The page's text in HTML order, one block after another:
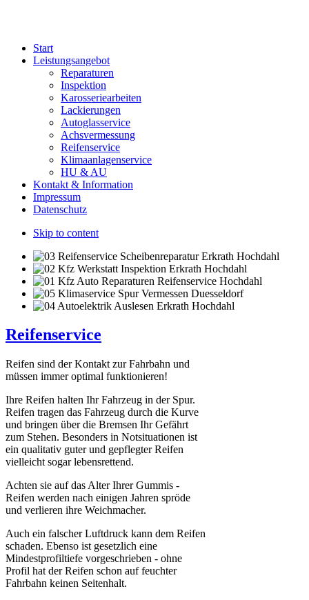
Start
Leistungsangebot
Reparaturen
Inspektion
Karosseriearbeiten
Lackierungen
Autoglasservice
Achsvermessung
Reifenservice
Klimaanlagenservice
HU & AU
Kontakt & Information
Impressum
Datenschutz
Skip to content
Reifenservice
Reifen sind der Kontakt zur Fahrbahn und
müssen immer optimal funktionieren!
Ihre Reifen halten Ihr Fahrzeug in der Spur.
Reifen tragen das Fahrzeug durch die Kurve
und bringen über die Bremsen Ihr Gefährt
zum Stehen. Besonders in Notsituationen ist
ein qualitativ guter und gepflegter Reifen
vielleicht sogar lebensrettend.
Achten sie auf das Alter Ihrer Gummis -
Reifen werden nach einigen Jahren spröde
und verlieren ihre Weichmacher.
Auch ein falscher Luftdruck kann dem Reifen
schaden. Ebenso ist gesetzlich eine
Mindestprofiltiefe vorgeschrieben - ohne
Profil hat der Reifen schon auf feuchter
Fahrbahn keinen Seitenhalt.